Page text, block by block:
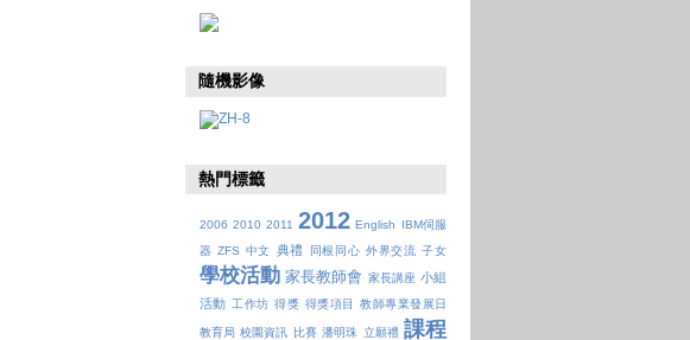
隨機影像
熱門標籤
2006 2010 2011 2012 English
IBM伺服
器 ZFS 中文 典禮 同根同心 外界交流 子女
學校活動 家長教師會 家長講座 小組
活動 工作坊 得獎 得獎項目 教師專業發展日
教育局 校園資訊 比賽 潘明珠 立願禮 課程